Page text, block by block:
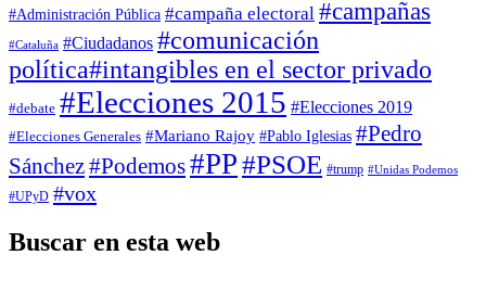
#Administración Pública #campaña electoral #campañas
#Cataluña #Ciudadanos #comunicación
política#intangibles en el sector privado
#debate #Elecciones 2015 #Elecciones 2019
#Elecciones Generales #Mariano Rajoy #Pablo Iglesias #Pedro
Sánchez#Podemos#PP#PSOE #trump #Unidas Podemos
#UPyD #vox
Buscar en esta web